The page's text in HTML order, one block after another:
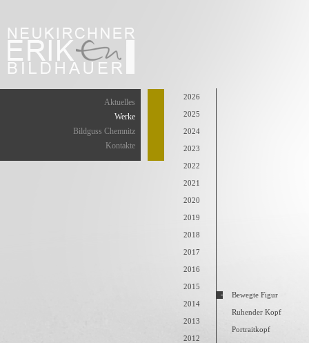
Aktuelles
Werke
Bildguss Chemnitz
Kontakte
2026
2025
2024
2023
2022
2021
2020
2019
2018
2017
2016
2015
2014
2013
2012
Bewegte Figur
Ruhender Kopf
Portraitkopf